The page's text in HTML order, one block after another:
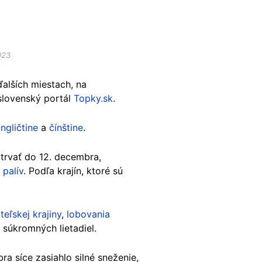
miestach, na
portál Topky.sk.
a čínštine.
do 12. decembra,
palív. Podľa krajín, ktoré sú
krajiny, lobovania
lietadiel.
síce zasiahlo silné sneženie,